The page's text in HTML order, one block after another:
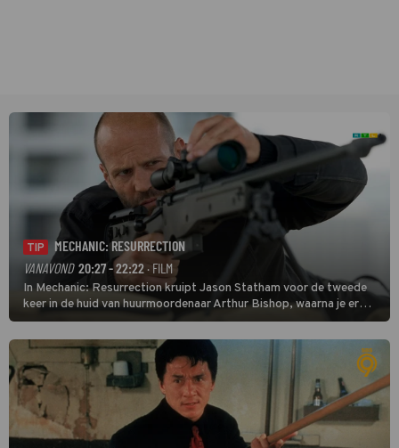
TIP
MECHANIC: RESURRECTION
VANAVOND 20:27 - 22:22· FILM
In Mechanic: Resurrection kruipt Jason Statham voor de tweede
keer in de huid van huurmoordenaar Arthur Bishop, waarna je er
donder op kunt zeggen dat er van Bishops geplande pensioen niet
veel terechtkomt.